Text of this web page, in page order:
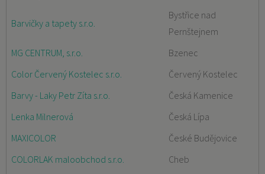
Barvičky a tapety s.r.o.
Bystřice nad
Pernštejnem
MG CENTRUM, s.r.o.
Bzenec
Color Červený Kostelec s.r.o.
Červený Kostelec
Barvy - Laky Petr Zíta s.r.o.
Česká Kamenice
Lenka Milnerová
Česká Lípa
MAXICOLOR
České Budějovice
COLORLAK maloobchod s.r.o.
Cheb